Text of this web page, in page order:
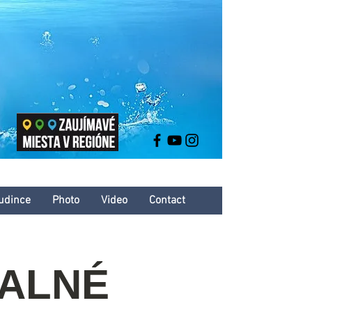
Photo Video Contact